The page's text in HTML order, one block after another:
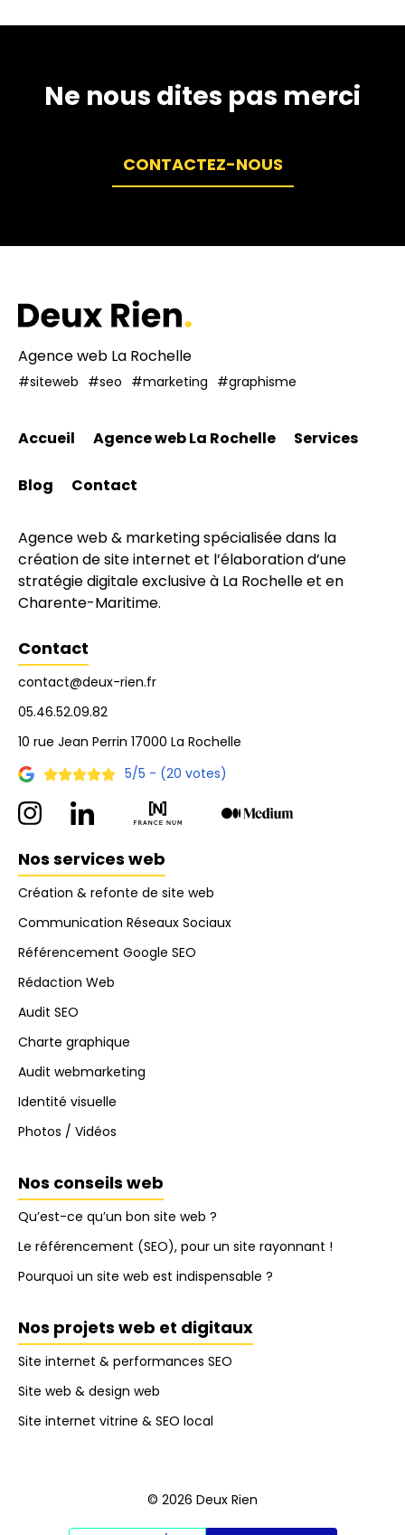
Ne nous dites pas merci
CONTACTEZ-NOUS
Agence web La Rochelle
#siteweb #seo #marketing #graphisme
Accueil Agence web La Rochelle Services
Blog Contact
Agence web & marketing spécialisée dans la
création de site internet et l’élaboration d’une
stratégie digitale exclusive à La Rochelle et en
Charente-Maritime.
Contact
contact@deux-rien.fr
05.46.52.09.82
10 rue Jean Perrin 17000 La Rochelle
5/5 - (20 votes)
Nos services web
Création & refonte de site web
Communication Réseaux Sociaux
Référencement Google SEO
Rédaction Web
Audit SEO
Charte graphique
Audit webmarketing
Identité visuelle
Photos / Vidéos
Nos conseils web
Qu’est-ce qu’un bon site web ?
Le référencement (SEO), pour un site rayonnant !
Pourquoi un site web est indispensable ?
Nos projets web et digitaux
Site internet & performances SEO
Site web & design web
Site internet vitrine & SEO local
© 2026 Deux Rien